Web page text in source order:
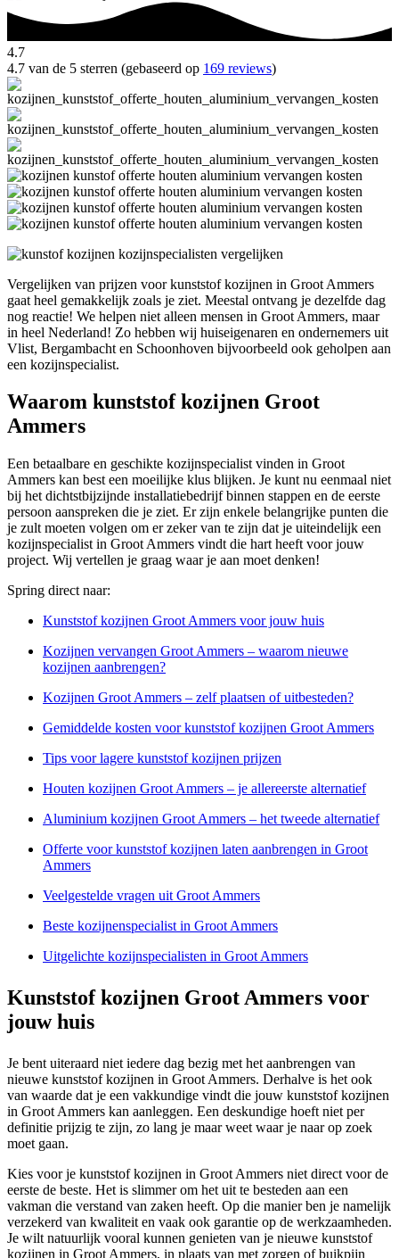
4.7
4.7 van de 5 sterren (gebaseerd op 169 reviews)
Vergelijken van prijzen voor kunststof kozijnen in Groot Ammers
gaat heel gemakkelijk zoals je ziet. Meestal ontvang je dezelfde dag
nog reactie! We helpen niet alleen mensen in Groot Ammers, maar
in heel Nederland! Zo hebben wij huiseigenaren en ondernemers uit
Vlist, Bergambacht en Schoonhoven bijvoorbeeld ook geholpen aan
een kozijnspecialist.
Waarom kunststof kozijnen Groot
Ammers
Een betaalbare en geschikte kozijnspecialist vinden in Groot
Ammers kan best een moeilijke klus blijken. Je kunt nu eenmaal niet
bij het dichtstbijzijnde installatiebedrijf binnen stappen en de eerste
persoon aanspreken die je ziet. Er zijn enkele belangrijke punten die
je zult moeten volgen om er zeker van te zijn dat je uiteindelijk een
kozijnspecialist in Groot Ammers vindt die hart heeft voor jouw
project. Wij vertellen je graag waar je aan moet denken!
Spring direct naar:
Kunststof kozijnen Groot Ammers voor jouw huis
Kozijnen vervangen Groot Ammers – waarom nieuwe
kozijnen aanbrengen?
Kozijnen Groot Ammers – zelf plaatsen of uitbesteden?
Gemiddelde kosten voor kunststof kozijnen Groot Ammers
Tips voor lagere kunststof kozijnen prijzen
Houten kozijnen Groot Ammers – je allereerste alternatief
Aluminium kozijnen Groot Ammers – het tweede alternatief
Offerte voor kunststof kozijnen laten aanbrengen in Groot
Ammers
Veelgestelde vragen uit Groot Ammers
Beste kozijnenspecialist in Groot Ammers
Uitgelichte kozijnspecialisten in Groot Ammers
Kunststof kozijnen Groot Ammers voor
jouw huis
Je bent uiteraard niet iedere dag bezig met het aanbrengen van
nieuwe kunststof kozijnen in Groot Ammers. Derhalve is het ook
van waarde dat je een vakkundige vindt die jouw kunststof kozijnen
in Groot Ammers kan aanleggen. Een deskundige hoeft niet per
definitie prijzig te zijn, zo lang je maar weet waar je naar op zoek
moet gaan.
Kies voor je kunststof kozijnen in Groot Ammers niet direct voor de
eerste de beste. Het is slimmer om het uit te besteden aan een
vakman die verstand van zaken heeft. Op die manier ben je namelijk
verzekerd van kwaliteit en vaak ook garantie op de werkzaamheden.
Je wilt natuurlijk vooral kunnen genieten van je nieuwe kunststof
kozijnen in Groot Ammers, in plaats van met zorgen of buikpijn